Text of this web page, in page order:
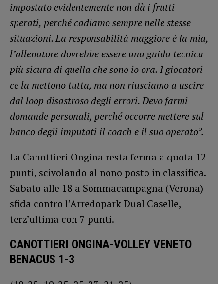
impostato evidentemente non dà i frutti
sperati, perché cadiamo sempre nelle stesse
situazioni. La responsabilità maggiore è la mia,
l’allenatore dovrebbe essere una guida tecnica
più sicura di quella che sono io ora. I giocatori
ce la mettono tutta, ma non riusciamo a uscire
dal loop disastroso degli errori. Devo farmi
domande personali, perché occorre mettere sul
banco degli imputati il coach e il suo operato”.
La Canottieri Ongina resta ferma a quota 12
punti, scivolando al nono posto in classifica.
Sabato alle 18 a Sommacampagna (Verona)
sfida contro l’Arredopark Dual Caselle,
terz’ultima con 7 punti.
CANOTTIERI ONGINA-VOLLEY VENETO
BENACUS 1-3